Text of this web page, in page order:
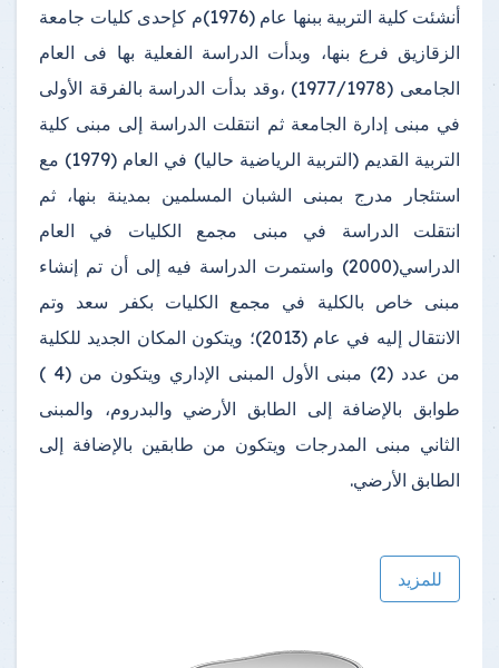
أنشئت كلية التربية ببنها عام (1976)م كإحدى كليات جامعة
الزقازيق فرع بنها، وبدأت الدراسة الفعلية بها فى العام
الجامعى (1977/1978) ،وقد بدأت الدراسة بالفرقة الأولى
في مبنى إدارة الجامعة ثم انتقلت الدراسة إلى مبنى كلية
التربية القديم (التربية الرياضية حاليا) في العام (1979) مع
استئجار مدرج بمبنى الشبان المسلمين بمدينة بنها، ثم
انتقلت الدراسة في مبنى مجمع الكليات في العام
الدراسي(2000) واستمرت الدراسة فيه إلى أن تم إنشاء
مبنى خاص بالكلية في مجمع الكليات بكفر سعد وتم
الانتقال إليه في عام (2013)؛ ويتكون المكان الجديد للكلية
من عدد (2) مبنى الأول المبنى الإداري ويتكون من (4 )
طوابق بالإضافة إلى الطابق الأرضي والبدروم، والمبنى
الثاني مبنى المدرجات ويتكون من طابقين بالإضافة إلى
الطابق الأرضي.
للمزيد